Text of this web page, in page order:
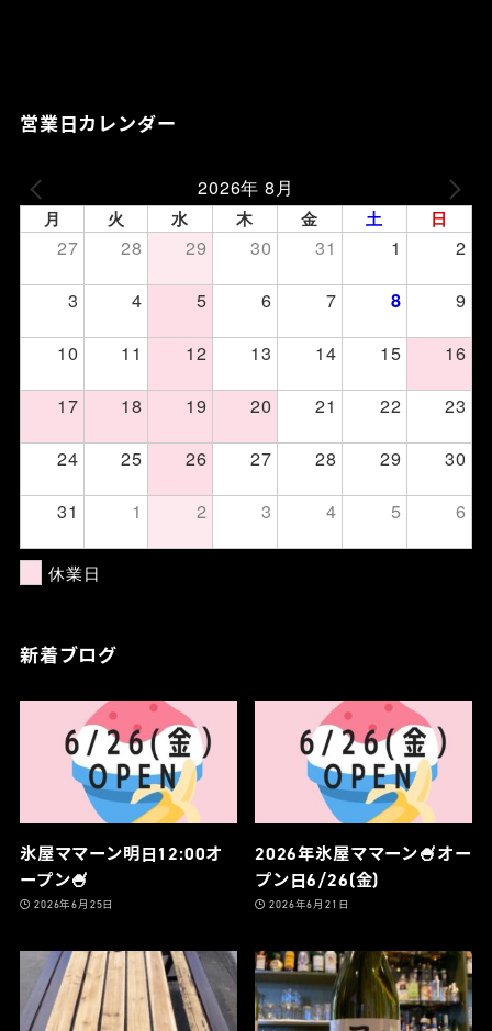
営業日カレンダー
2026年 8月
月 火 水 木 金 土 日
27 28 29 30 31 1
2
3
4 5 6 7 8
9
10
11 12 13 14 15
16
17
18 19 20 21 22
23
24
25 26 27 28 29
30
31
1 2 3 4 5 6
休業日
新着ブログ
氷屋ママーン明日12:00オ
ープン🍧
2026年6月25日
2026年氷屋ママーン🍧オー
プン日6/26(金)
2026年6月21日